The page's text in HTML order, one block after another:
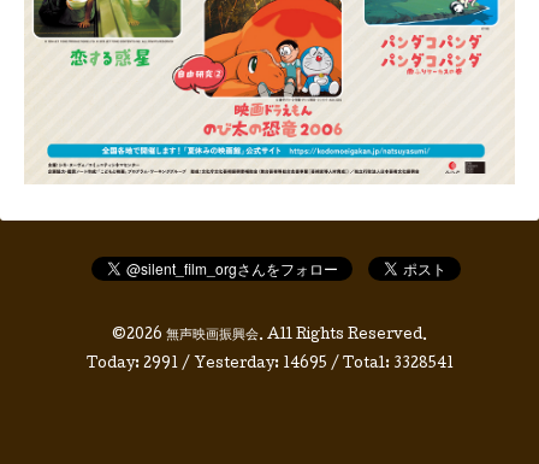
©2026 無声映画振興会. All Rights Reserved.
Today: 2991/ Yesterday: 14695 / Total: 3328541